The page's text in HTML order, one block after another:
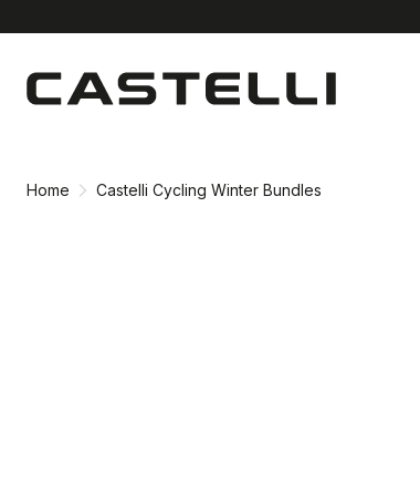
contenuto
navigazione
Home Castelli Cycling Winter Bundles